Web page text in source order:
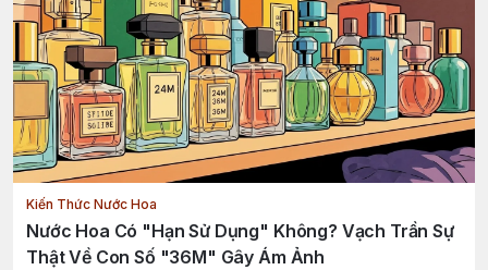
Kiến Thức Nước Hoa
Nước Hoa Có "Hạn Sử Dụng" Không? Vạch Trần Sự
Thật Về Con Số "36M" Gây Ám Ảnh